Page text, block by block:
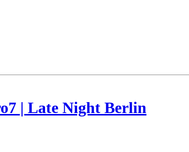
| Late Night Berlin